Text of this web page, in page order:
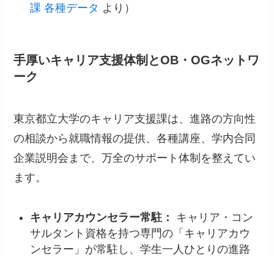
課 各種データ より）
手厚いキャリア支援体制とOB・OGネットワ
ーク
東京都立大学のキャリア支援課は、進路の方向性
の相談から就職情報の提供、各種講座、学内合同
企業説明会まで、万全のサポート体制を整えてい
ます。
キャリアカウンセラー常駐：
キャリア・コン
サルタント資格を持つ専門の「キャリアカウ
ンセラー」が常駐し、学生一人ひとりの進路